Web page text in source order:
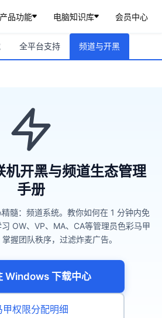
产品功能 电脑知识库 会员中心
全平台支持 频道与开黑
机开黑与频道生态管理
手册
髓：频道系统。教你如何在 1 分钟内免
OW、VP、MA、CA等管理员色彩马甲
握团队秩序，过滤炸麦广告。
Windows 下载中心
甲权限分配明细